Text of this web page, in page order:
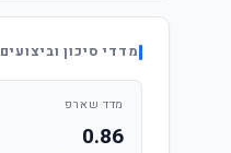
מדדי סיכון וביצועים
מדד שארפ
0.86